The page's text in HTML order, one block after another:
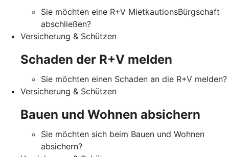
Sie möchten eine R+V MietkautionsBürgschaft
abschließen?
Versicherung & Schützen
Schaden der R+V melden
Sie möchten einen Schaden an die R+V melden?
Versicherung & Schützen
Bauen und Wohnen absichern
Sie möchten sich beim Bauen und Wohnen
absichern?